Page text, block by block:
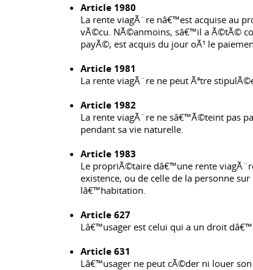
Article 1980
La rente viagÃ¨re nâ€™est acquise au
vÃ©cu. NÃ©anmoins, sâ€™il a Ã©tÃ©
payÃ©, est acquis du jour oÃ¹ le
Article 1981
La rente viagÃ¨re ne peut Ãªtre
Article 1982
La rente viagÃ¨re ne sâ€™Ã©teint pas
pendant sa vie naturelle.
Article 1983
Le propriÃ©taire dâ€™une rente
existence, ou de celle de la personne
lâ€™habitation.
Article 627
Lâ€™usager est celui qui a un droit
Article 631
Lâ€™usager ne peut cÃ©der ni louer